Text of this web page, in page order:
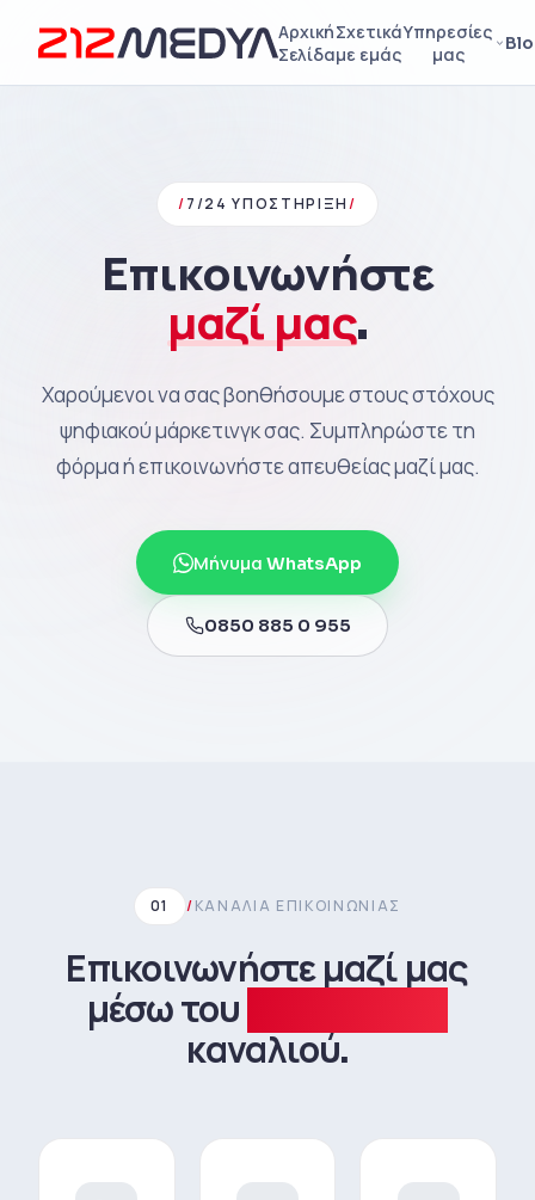
Αρχική
Σελίδα
Σχετικά
με εμάς
Υπηρεσίες
μας
/7/24 ΥΠΟΣΤΉΡΙΞΗ/
Επικοινωνήστε
μαζί μας.
Χαρούμενοι να σας βοηθήσουμε στους στόχους
ψηφιακού μάρκετινγκ σας. Συμπληρώστε τη
φόρμα ή επικοινωνήστε απευθείας μαζί μας.
Μήνυμα WhatsApp
0850 885 0 955
01 /ΚΑΝΆΛΙΑ ΕΠΙΚΟΙΝΩΝΊΑΣ
Επικοινωνήστε μαζί μας
μέσω του
καναλιού.